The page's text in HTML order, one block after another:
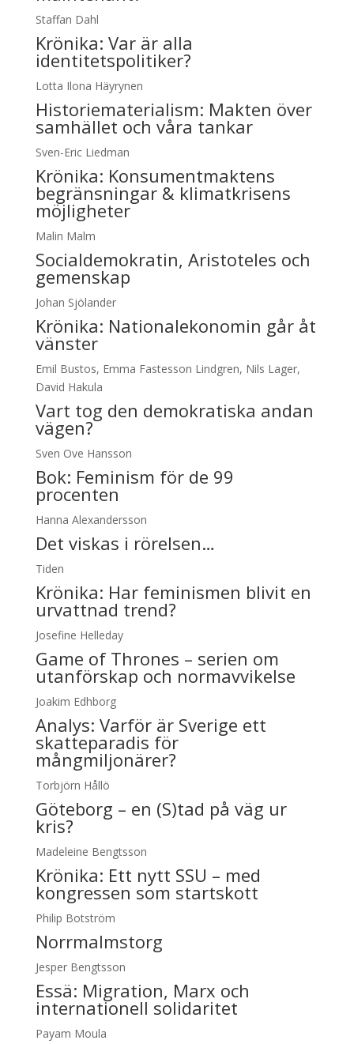
Staffan Dahl
Krönika: Var är alla
identitetspolitiker?
Lotta Ilona Häyrynen
Historiematerialism: Makten över
samhället och våra tankar
Sven-Eric Liedman
Krönika: Konsumentmaktens
begränsningar & klimatkrisens
möjligheter
Malin Malm
Socialdemokratin, Aristoteles och
gemenskap
Johan Sjölander
Krönika: Nationalekonomin går åt
vänster
Emil Bustos, Emma Fastesson Lindgren, Nils Lager,
David Hakula
Vart tog den demokratiska andan
vägen?
Sven Ove Hansson
Bok: Feminism för de 99
procenten
Hanna Alexandersson
Det viskas i rörelsen…
Tiden
Krönika: Har feminismen blivit en
urvattnad trend?
Josefine Helleday
Game of Thrones – serien om
utanförskap och normavvikelse
Joakim Edhborg
Analys: Varför är Sverige ett
skatteparadis för
mångmiljonärer?
Torbjörn Hållö
Göteborg – en (S)tad på väg ur
kris?
Madeleine Bengtsson
Krönika: Ett nytt SSU – med
kongressen som startskott
Philip Botström
Norrmalmstorg
Jesper Bengtsson
Essä: Migration, Marx och
internationell solidaritet
Payam Moula